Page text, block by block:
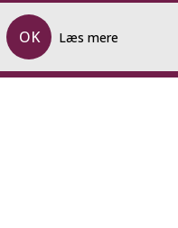
OK Læs mere